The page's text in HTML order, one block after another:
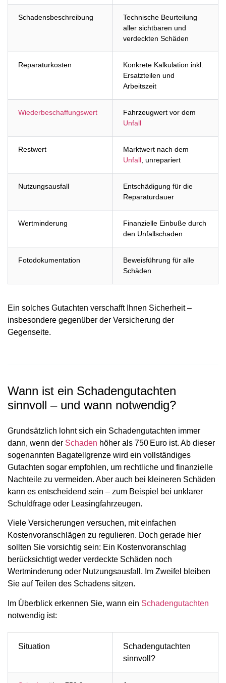
Schadensbeschreibung
Technische Beurteilung
aller sichtbaren und
verdeckten Schäden
Reparaturkosten
Konkrete Kalkulation inkl.
Ersatzteilen und
Arbeitszeit
Wiederbeschaffungswert
Fahrzeugwert vor dem
Unfall
Restwert
Marktwert nach dem
Unfall , unrepariert
Nutzungsausfall
Entschädigung für die
Reparaturdauer
Wertminderung
Finanzielle Einbuße durch
den Unfallschaden
Fotodokumentation
Beweisführung für alle
Schäden
Ein solches Gutachten verschafft Ihnen Sicherheit –
insbesondere gegenüber der Versicherung der
Gegenseite.
Wann ist ein Schadengutachten
sinnvoll – und wann notwendig?
Grundsätzlich lohnt sich ein Schadengutachten immer
dann, wenn der Schaden höher als 750 Euro ist. Ab dieser
sogenannten Bagatellgrenze wird ein vollständiges
Gutachten sogar empfohlen, um rechtliche und finanzielle
Nachteile zu vermeiden. Aber auch bei kleineren Schäden
kann es entscheidend sein – zum Beispiel bei unklarer
Schuldfrage oder Leasingfahrzeugen.
Viele Versicherungen versuchen, mit einfachen
Kostenvoranschlägen zu regulieren. Doch gerade hier
sollten Sie vorsichtig sein: Ein Kostenvoranschlag
berücksichtigt weder verdeckte Schäden noch
Wertminderung oder Nutzungsausfall. Im Zweifel bleiben
Sie auf Teilen des Schadens sitzen.
Im Überblick erkennen Sie, wann ein Schadengutachten
notwendig ist:
Situation
Schadengutachten
sinnvoll?